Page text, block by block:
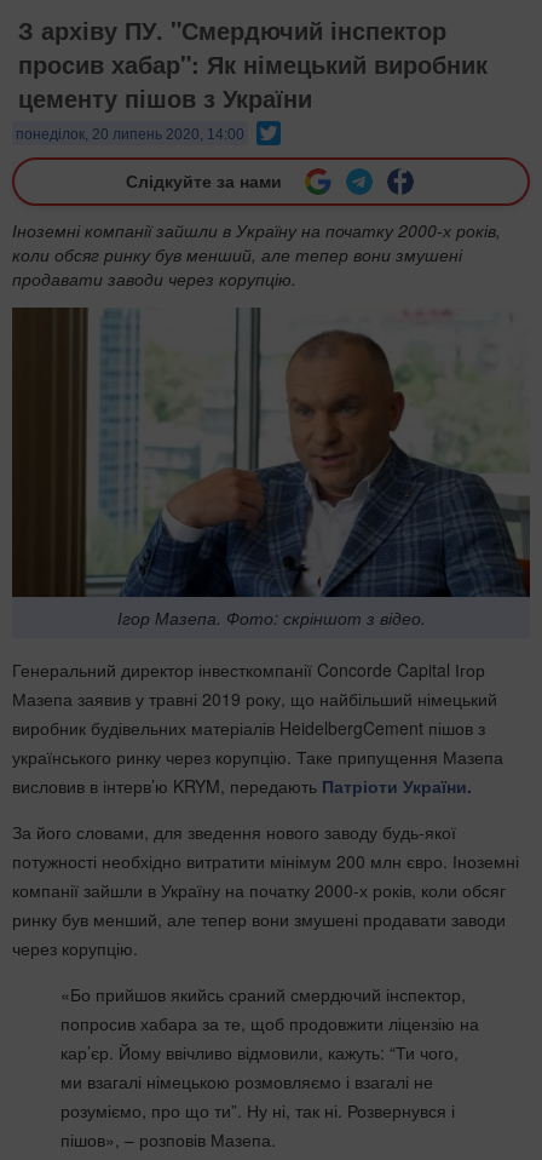
З архіву ПУ. "Смердючий інспектор
просив хабар": Як німецький виробник
цементу пішов з України
понеділок, 20 липень 2020, 14:00
Слідкуйте за нами
Іноземні компанії зайшли в Україну на початку 2000-х років,
коли обсяг ринку був менший, але тепер вони змушені
продавати заводи через корупцію.
Ігор Мазепа. Фото: скріншот з відео.
Генеральний директор інвесткомпанії Concorde Capital Ігор
Мазепа заявив у травні 2019 року, що найбільший німецький
виробник будівельних матеріалів HeidelbergCement пішов з
українського ринку через корупцію. Таке припущення Мазепа
висловив в інтерв’ю KRYM, передають Патріоти України.
За його словами, для зведення нового заводу будь-якої
потужності необхідно витратити мінімум 200 млн євро. Іноземні
компанії зайшли в Україну на початку 2000-х років, коли обсяг
ринку був менший, але тепер вони змушені продавати заводи
через корупцію.
«Бо прийшов якийсь сраний смердючий інспектор,
попросив хабара за те, щоб продовжити ліцензію на
кар’єр. Йому ввічливо відмовили, кажуть: “Ти чого,
ми взагалі німецькою розмовляємо і взагалі не
розуміємо, про що ти”. Ну ні, так ні. Розвернувся і
пішов», – розповів Мазепа.